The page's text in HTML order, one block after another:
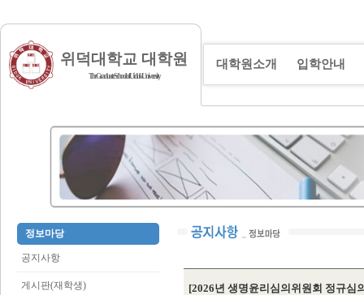
위덕대학교 대학원
The Graduate School of Uiduk University
대학원소개 입학안내
정보마당
공지사항
게시판(재학생) [2026년 생명윤리심의위원회 정규심